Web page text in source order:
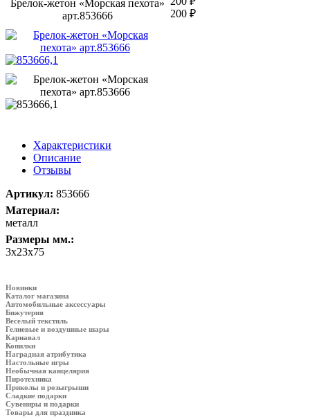
Брелок-жетон «Морская пехота»
арт.853666
200 ₽
Характеристики
Описание
Отзывы
Артикул: 853666
Материал:
металл
Размеры мм.:
3х23х75
Новинки
Каталог магазина
Автомобильные аксессуары
Бижутерия
Веселый текстиль
Гелиевые и воздушные шары
Карнавал
Копилки
Наградная атрибутика
Настольные игры
Необычная канцелярия
Пиротехника
Приколы и розыгрыши
Сладкие подарки
Сувениры и подарки
Товары для праздника